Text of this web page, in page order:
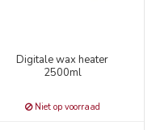
Digitale wax heater
2500ml
Niet op voorraad